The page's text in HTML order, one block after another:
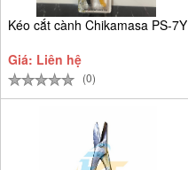
Kéo cắt cành Chikamasa PS-7Y
Giá: Liên hệ
(0)